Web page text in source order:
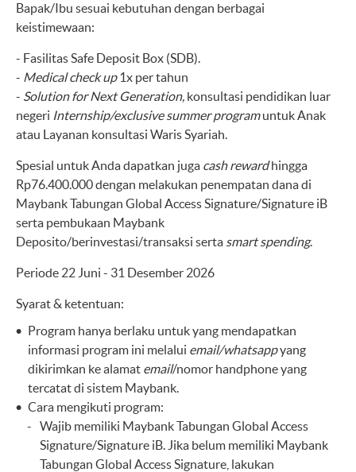
Bapak/Ibu sesuai kebutuhan dengan berbagai
keistimewaan:
- Fasilitas Safe Deposit Box (SDB).
- Medical check up1x per tahun
- Solution for Next Generation, konsultasi pendidikan luar
negeri Internship/exclusive summer programuntuk Anak
atau Layanan konsultasi Waris Syariah.
Spesial untuk Anda dapatkan juga cash rewardhingga
Rp76.400.000 dengan melakukan penempatan dana di
Maybank Tabungan Global Access Signature/Signature iB
serta pembukaan Maybank
Deposito/berinvestasi/transaksi serta smart spending.
Periode 22 Juni - 31 Desember 2026
Syarat & ketentuan:
Program hanya berlaku untuk yang mendapatkan
informasi program ini melalui email/whatsappyang
dikirimkan ke alamat email/nomor handphone yang
tercatat di sistem Maybank.
Cara mengikuti program:
Wajib memiliki Maybank Tabungan Global Access
Signature/Signature iB. Jika belum memiliki Maybank
Tabungan Global Access Signature, lakukan